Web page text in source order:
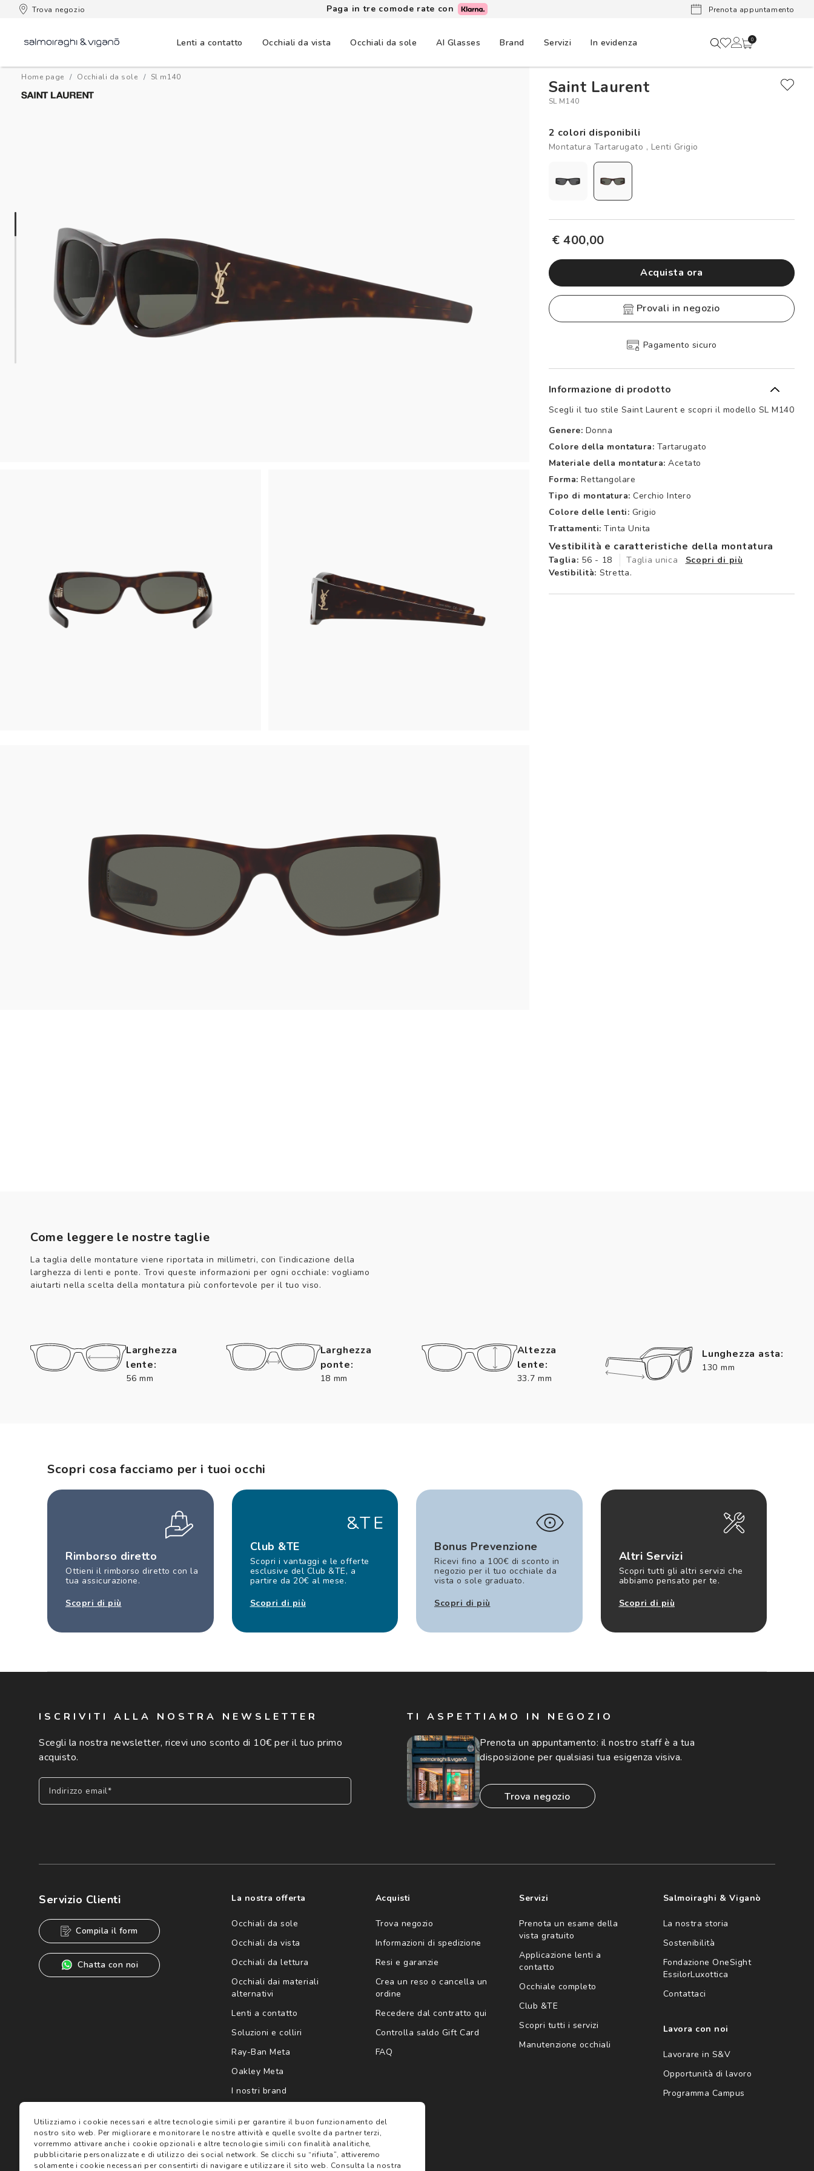
Trova negozio Paga in tre comode rate con Lenti a
Prenota appuntamento
Lenti a contatto Occhiali da vista Occhiali da sole AI Glasses Brand Servizi In evidenza 0
Home page Occhiali da sole sl m140 Saint Laurent
SL M140
2 colori disponibili
Montatura Tartarugato , Lenti Grigio
€ 400,00
Acquista ora
provali in negozio
Pagamento sicuro
Informazione di prodotto
Scegli il tuo stile Saint Laurent e scopri il modello SL M140
Genere: Donna
Colore della montatura: Tartarugato
Materiale della montatura: Acetato
Forma: Rettangolare
Tipo di montatura: Cerchio Intero
Colore delle lenti: Grigio
Trattamenti: Tinta Unita
Vestibilità e caratteristiche della montatura
Taglia: 56 - 18 Taglia unica
Scopri di più
Vestibilità: Stretta.
Come leggere le nostre taglie
La taglia delle montature viene riportata in millimetri, con l’indicazione della
larghezza di lenti e ponte. Trovi queste informazioni per ogni occhiale: vogliamo
aiutarti nella scelta della montatura più confortevole per il tuo viso.
Larghezza
lente:
56 mm
Larghezza
ponte:
18 mm
Altezza
lente:
33.7 mm
Lunghezza asta:
130 mm
Scopri cosa facciamo per i tuoi occhi
Rimborso diretto
Ottieni il rimborso diretto con la
tua assicurazione.
Scopri di più
Club &TE
Scopri i vantaggi e le offerte
esclusive del Club &TE, a
partire da 20€ al mese.
Scopri di più
Bonus Prevenzione
Ricevi fino a 100€ di sconto in
negozio per il tuo occhiale da
vista o sole graduato.
Scopri di più
Altri Servizi
Scopri tutti gli altri servizi che
abbiamo pensato per te.
Scopri di più
ISCRIVITI ALLA NOSTRA NEWSLETTER
Scegli la nostra newsletter, ricevi uno sconto di 10€ per il tuo primo
acquisto.
Indirizzo email*
speciali, novità ed altre comunicazioni di carattere pubblicitario (consultare
Informativa sulla privacy
per ulteriori informazioni).
TI ASPETTIAMO IN NEGOZIO
Prenota un appuntamento: il nostro staff è a tua
disposizione per qualsiasi tua esigenza visiva.
trova negozio
Servizio Clienti
Compila il form
Chatta con noi
La nostra offerta
Occhiali da sole
Occhiali da vista
Occhiali da lettura
Occhiali dai materiali
alternativi
Lenti a contatto
Soluzioni e colliri
Ray-Ban Meta
Oakley Meta
I nostri brand
Acquisti
Trova negozio
Informazioni di spedizione
Resi e garanzie
Crea un reso o cancella un
ordine
Recedere dal contratto qui
Controlla saldo Gift Card
FAQ
Servizi
Prenota un esame della
vista gratuito
Applicazione lenti a
contatto
Occhiale completo
Club &TE
Scopri tutti i servizi
Manutenzione occhiali
Salmoiraghi & Viganò
La nostra storia
Sostenibilità
Fondazione OneSight
EssilorLuxottica
Contattaci
Lavora con noi
Lavorare in S&V
Opportunità di lavoro
Programma Campus
Utilizziamo i cookie necessari e altre tecnologie simili per garantire il buon funzionamento del
nostro sito web. Per migliorare e monitorare le nostre attività e quelle svolte da partner terzi,
vorremmo attivare anche i cookie opzionali e altre tecnologie simili con finalità analitiche,
pubblicitarie personalizzate e di utilizzo dei social network. Se clicchi su “rifiuta”, attiveremo
solamente i cookie necessari per consentirti di navigare e utilizzare il sito web. Consulta la nostra